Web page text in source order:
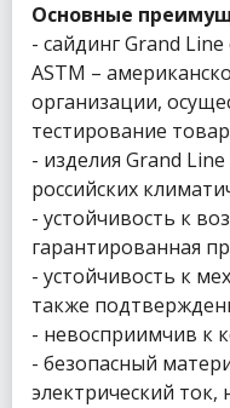
Основные
- сайдинг Grand
ASTM –
организации,
тестирование
- изделия Grand
российских
- устойчивость к
гарантированная
- устойчивость к
также
- невосприимчив
- безопасный
электрический